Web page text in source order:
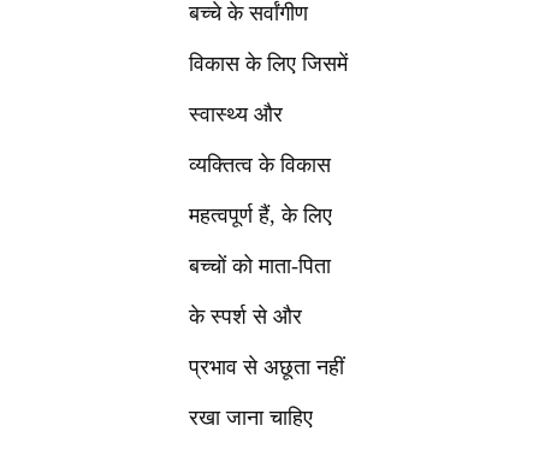
बच्चे के सर्वांगीण
विकास के लिए जिसमें
स्वास्थ्य और
व्यक्तित्व के विकास
महत्वपूर्ण हैं, के लिए
बच्चों को माता-पिता
के स्पर्श से और
प्रभाव से अछूता नहीं
रखा जाना चाहिए